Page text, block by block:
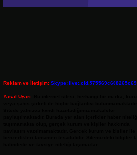
Reklam ve İletişim: Skype: live:.cid.575569c608265c69
Yasal Uyarı: